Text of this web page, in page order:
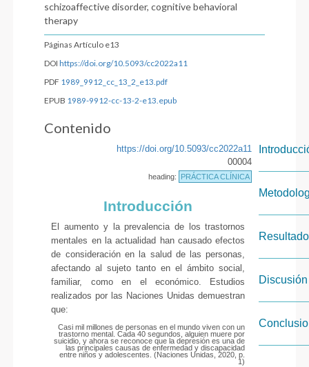
schizoaffective disorder, cognitive behavioral
therapy
Páginas Artículo e13
DOIhttps://doi.org/10.5093/cc2022a11
PDF 1989_9912_cc_13_2_e13.pdf
EPUB 1989-9912-cc-13-2-e13.epub
Contenido
https://doi.org/10.5093/cc2022a11
00004
heading: PRÁCTICA CLÍNICA
Introducción
El aumento y la prevalencia de los trastornos
mentales en la actualidad han causado efectos
de consideración en la salud de las personas,
afectando al sujeto tanto en el ámbito social,
familiar, como en el económico. Estudios
realizados por las Naciones Unidas demuestran
que:
Casi mil millones de personas en el mundo viven con un
trastorno mental. Cada 40 segundos, alguien muere por
suicidio, y ahora se reconoce que la depresión es una de
las principales causas de enfermedad y discapacidad
entre niños y adolescentes. (Naciones Unidas, 2020, p.
1)
Discusión